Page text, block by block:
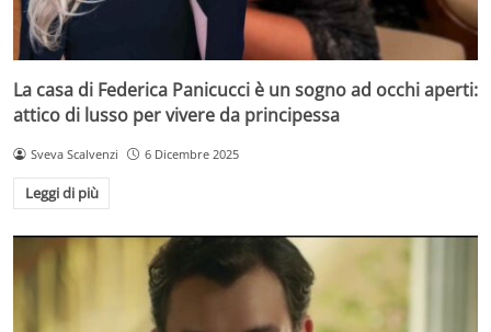
La casa di Federica Panicucci è un sogno ad occhi aperti:
attico di lusso per vivere da principessa
Sveva Scalvenzi 6 Dicembre 2025
Leggi di più